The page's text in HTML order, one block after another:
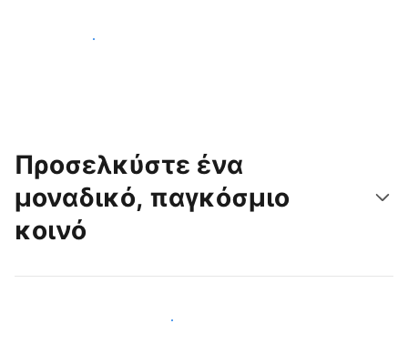
Ξεκινήστε σήμερα
Προσελκύστε ένα
μοναδικό, παγκόσμιο
κοινό
Προσελκύστε νέους επισκέπτες σήμερα